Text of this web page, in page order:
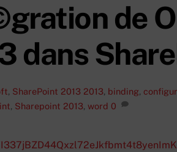
de
dans
, SharePoint 2013 2013, binding,
, Sharepoint 2013, word 0